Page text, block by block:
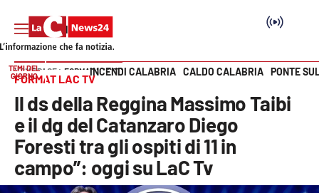
SEZIONI
Cronaca
Politica
Vai
TEMI DEL
GIORNO
INCENDI CALABRIA CALDO CALABRIA PONTE
HOME PAGE FORMAT LAC TV
FORMAT LAC TV
Il ds della Reggina Massimo Taibi
e il dg del Catanzaro Diego
Foresti tra gli ospiti di 11 in
campo”: oggi su LaC Tv